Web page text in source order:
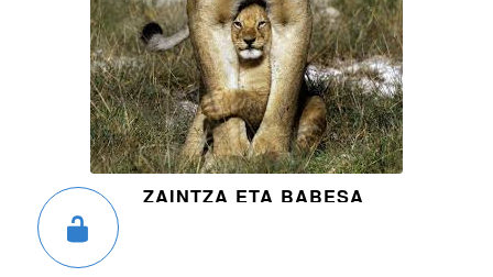
ZAINTZA ETA BABESA